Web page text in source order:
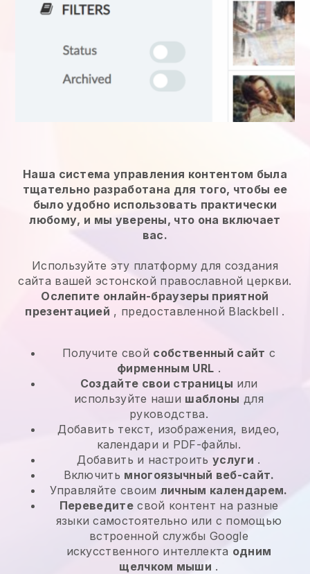
Наша система управления контентом была
тщательно разработана для того, чтобы ее
было удобно использовать практически
любому, и мы уверены, что она включает
вас.
Используйте эту платформу для создания
сайта вашей эстонской православной церкви.
Ослепите онлайн-браузеры приятной
презентацией , предоставленной Blackbell .
Получите свой собственный сайт с
фирменным URL .
Создайте свои страницы или
используйте наши шаблоны для
руководства.
Добавить текст, изображения, видео,
календари и PDF-файлы.
Добавить и настроитьуслуги .
Включить многоязычный веб-сайт.
Управляйте своим личным календарем.
Переведитесвой контент на разные
языки самостоятельно или с помощью
встроенной службы Google
искусственного интеллекта одним
щелчком мыши .